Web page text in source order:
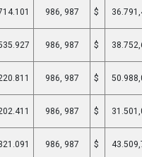
986, 987 $
986, 987 $
986, 987 $
986, 987 $
986, 987 $